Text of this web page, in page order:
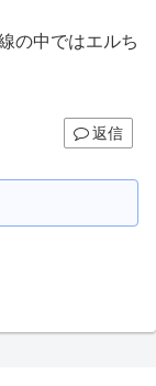
の中ではエルち
返信